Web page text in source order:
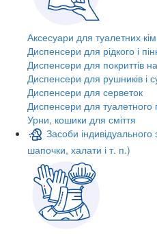
Аксесуари для туалетних
Диспенсери для рідкого і
Диспенсери для покриттів на
Диспенсери для рушників і
Диспенсери для серветок
Диспенсери для туалетного
Урни, кошики для сміття
Засоби індивідуального
шапочки, халати і т. п.)